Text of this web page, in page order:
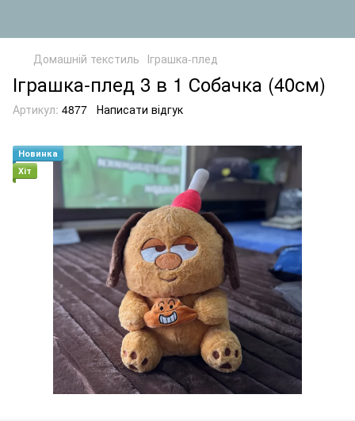
Домашній текстиль Іграшка-плед
Іграшка-плед 3 в 1 Собачка (40см)
Артикул: 4877 Написати відгук
Новинка
Хіт